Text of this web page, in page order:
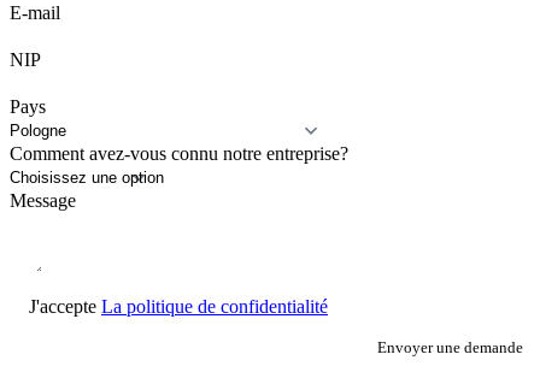
E-mail
NIP
Pays
Comment avez-vous connu notre entreprise?
Message
J'accepte La politique de confidentialité
Envoyer une demande